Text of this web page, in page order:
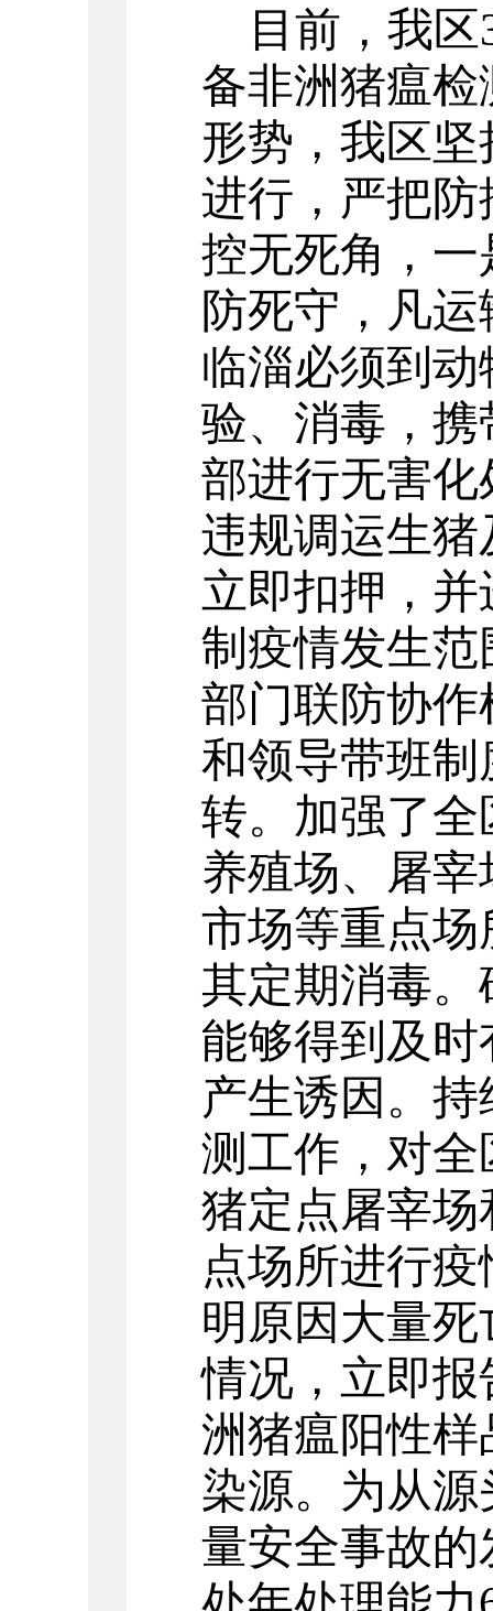
目前，我
备非洲猪瘟
形势，我区坚
进行，严把
控无死角，
防死守，凡
临淄必须到
验、消毒，
部进行无害
违规调运生
立即扣押，
制疫情发生范
部门联防协
和领导带班
转。加强了
养殖场、屠
市场等重点
其定期消毒
能够得到及
产生诱因。 持
测工作，对
猪定点屠宰
点场所进行
明原因大量
情况，立即
洲猪瘟阳性样
染源。为从
量安全事故